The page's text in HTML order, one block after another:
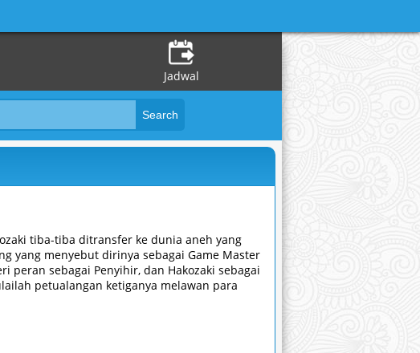
Jadwal
tiba-tiba ditransfer ke dunia aneh yang
yang menyebut dirinya sebagai Game Master
peran sebagai Penyihir, dan Hakozaki sebagai
petualangan ketiganya melawan para